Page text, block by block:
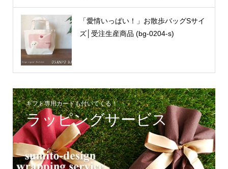
「愛情いっぱい！」お散歩バッグSサイ
ズ│受注生産商品 (bg-0204-s)
ギフト専用カードも付いてくる！
ラッピングサービス